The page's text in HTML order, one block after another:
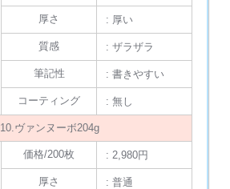
厚さ : 厚い
質感 : ザラザラ
筆記性 : 書きやすい
コーティング : 無し
10.ヴァンヌーボ204g
価格/200枚 : 2,980円
厚さ : 普通